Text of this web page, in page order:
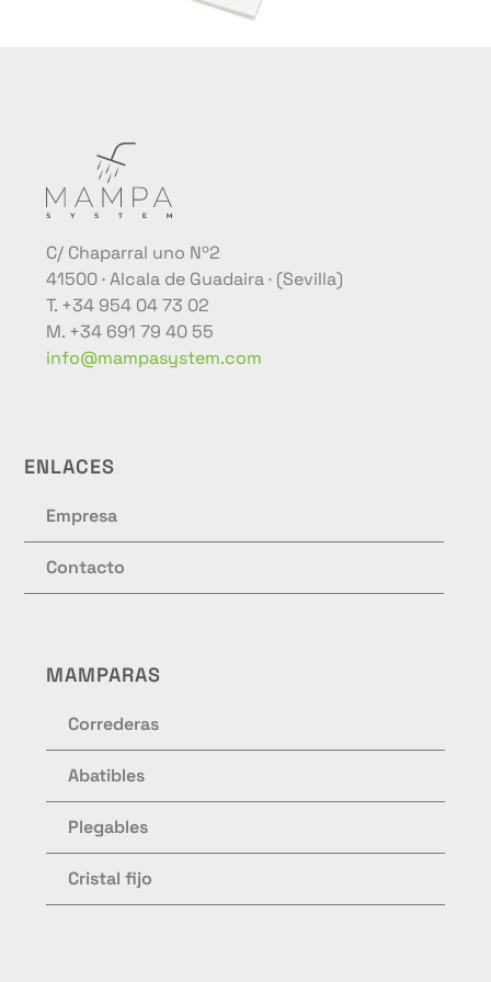
C/ Chaparral uno Nº2
41500 · Alcala de Guadaira · (Sevilla)
T. +34 954 04 73 02
M. +34 691 79 40 55
info@mampasystem.com
ENLACES
Empresa
Contacto
MAMPARAS
Correderas
Abatibles
Plegables
Cristal fijo